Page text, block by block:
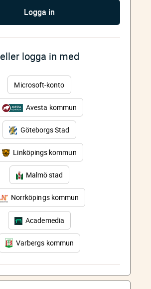
Logga in
eller logga in med
Microsoft-konto
Avesta kommun
Göteborgs Stad
Linköpings kommun
Malmö stad
Norrköpings kommun
Academedia
Varbergs kommun